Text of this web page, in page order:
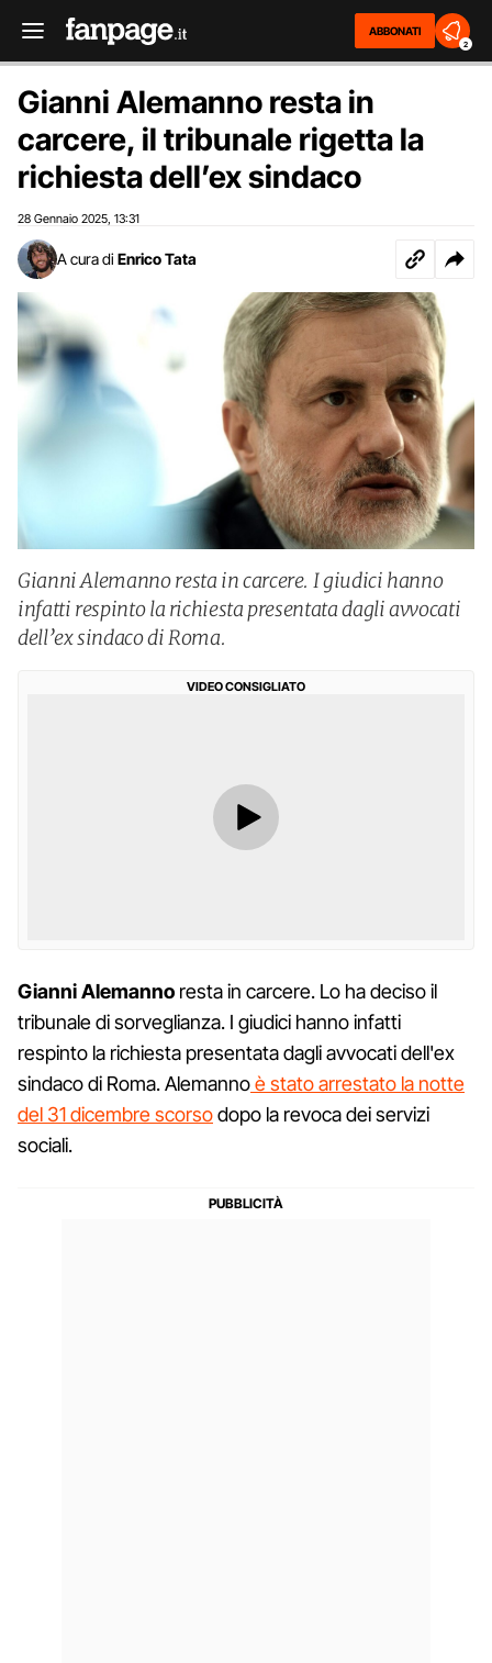
ABBONATI
2
Gianni Alemanno resta in
carcere, il tribunale rigetta la
richiesta dell’ex sindaco
28 Gennaio 2025 13:31
A cura di Enrico Tata
Gianni Alemanno resta in carcere. I giudici hanno
infatti respinto la richiesta presentata dagli avvocati
dell’ex sindaco di Roma.
VIDEO CONSIGLIATO
Gianni Alemanno resta in carcere. Lo ha deciso il
tribunale di sorveglianza. I giudici hanno infatti
respinto la richiesta presentata dagli avvocati dell'ex
sindaco di Roma. Alemannoè stato arrestato la notte
del 31 dicembre scorsodopo la revoca dei servizi
sociali.